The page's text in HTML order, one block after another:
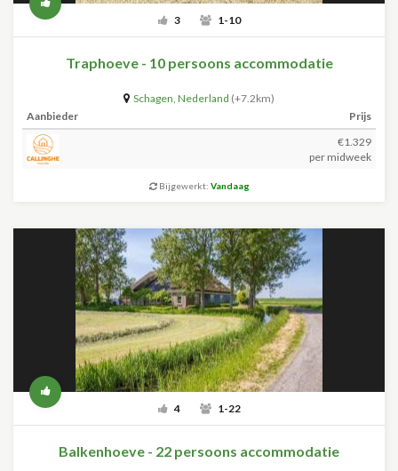
3 1-10
Traphoeve - 10 persoons accommodatie
Schagen, Nederland (+7.2km)
Aanbieder
Prijs
€1.329
per midweek
Bijgewerkt: Vandaag
4 1-22
Balkenhoeve - 22 persoons accommodatie